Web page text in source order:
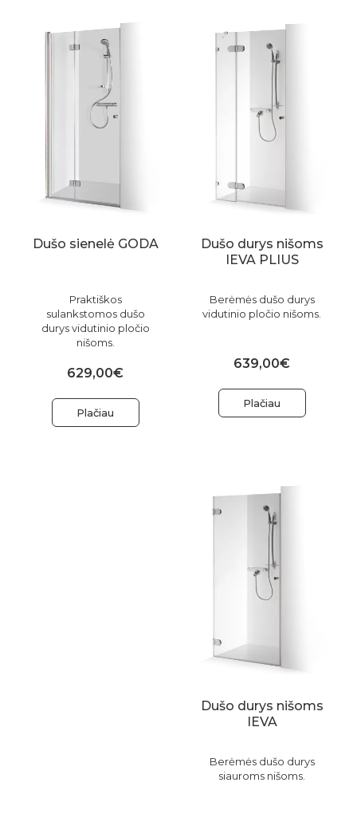
Dušo sienelė GODA
Praktiškos
sulankstomos dušo
durys vidutinio pločio
nišoms.
629,00€
Plačiau
Dušo durys nišoms
IEVA PLIUS
Berėmės dušo durys
vidutinio pločio nišoms.
639,00€
Plačiau
Dušo durys nišoms
IEVA
Berėmės dušo durys
siauroms nišoms.